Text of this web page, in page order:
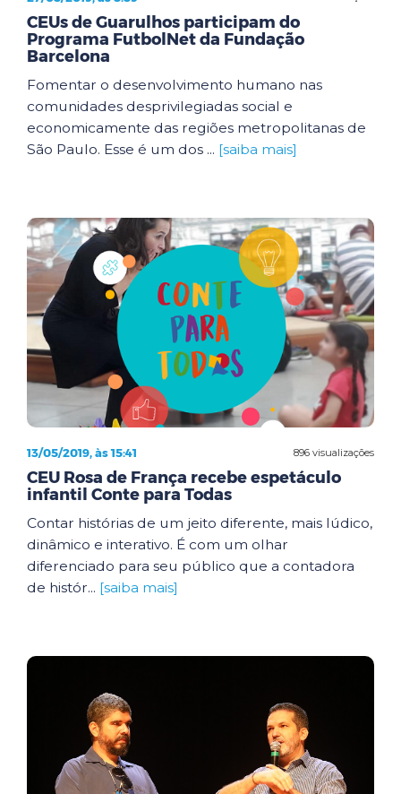
CEUs de Guarulhos participam do
Programa FutbolNet da Fundação
Barcelona
Fomentar o desenvolvimento humano nas
comunidades desprivilegiadas social e
economicamente das regiões metropolitanas de
São Paulo. Esse é um dos ... [saiba mais]
896 visualizações
13/05/2019, às 15:41
CEU Rosa de França recebe espetáculo
infantil Conte para Todas
Contar histórias de um jeito diferente, mais lúdico,
dinâmico e interativo. É com um olhar
diferenciado para seu público que a contadora
de histór... [saiba mais]